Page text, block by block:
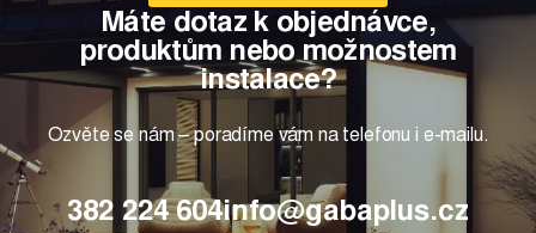
Máte dotaz k objednávce,
produktům nebo možnostem
instalace?
Ozvěte se nám – poradíme vám na telefonu i e-mailu.
382 224 604info@gabaplus.cz